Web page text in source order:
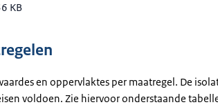
KB
en oppervlaktes per maatregel. De
voldoen. Zie hiervoor onderstaande